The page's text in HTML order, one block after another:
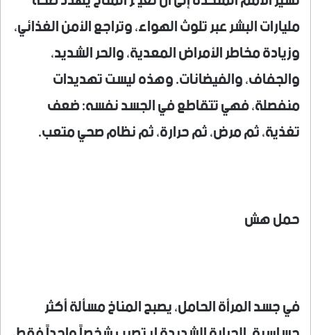
مليارات البشر عبر تلوث الهواء، وتراجع الأمن الغذائي،
وزيادة مخاطر الأمراض المعدية، والحر الشديد،
والجفاف، والفيضانات. وهذه ليست تهديدات
منفصلة، فهي تتقاطع في الجسد نفسه: ضعف
تغذية، ثم مرض، ثم حرارة، ثم نظام صحي متعب.
حمل هش
في جسد المرأة الحامل، يصبح المناخ مسألة أكثر